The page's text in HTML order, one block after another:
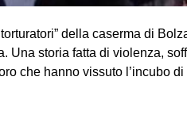
della caserma di
storia fatta di violenza,
che hanno vissuto l’incubo